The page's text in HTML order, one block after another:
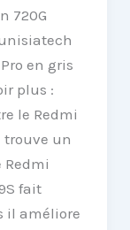
720G
en gris
plus :
le Redmi
trouve un
fait
il améliore